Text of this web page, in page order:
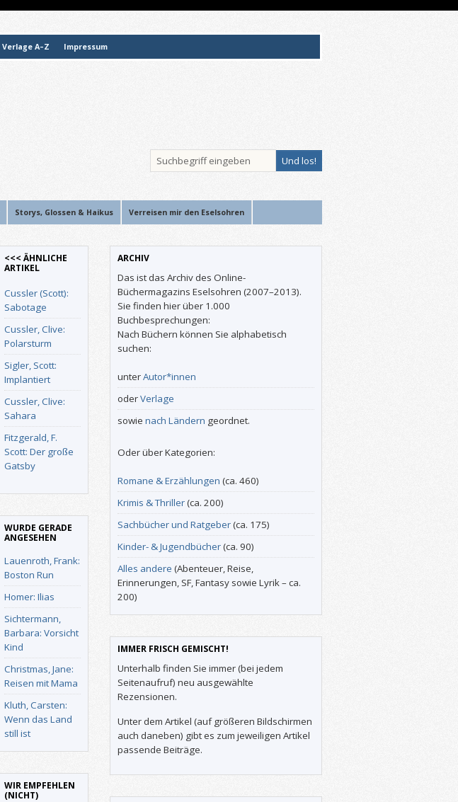
Verlage A–Z Impressum
Storys, Glossen & Haikus Verreisen mir den Eselsohren
<<< ÄHNLICHE
ARTIKEL
Cussler (Scott):
Sabotage
Cussler, Clive:
Polarsturm
Sigler, Scott:
Implantiert
Cussler, Clive:
Sahara
Fitzgerald, F.
Scott: Der große
Gatsby
WURDE GERADE
ANGESEHEN
Lauenroth, Frank:
Boston Run
Homer: Ilias
Sichtermann,
Barbara: Vorsicht
Kind
Christmas, Jane:
Reisen mit Mama
Kluth, Carsten:
Wenn das Land
still ist
WIR EMPFEHLEN
(NICHT)
ARCHIV
Das ist das Archiv des Online-
Büchermagazins Eselsohren (2007–2013).
Sie finden hier über 1.000
Buchbesprechungen:
Nach Büchern können Sie alphabetisch
suchen:
unterAutor*innen
oderVerlage
sowie nach Ländern geordnet.
Oder über Kategorien:
Romane & Erzählungen (ca. 460)
Krimis & Thriller(ca. 200)
Sachbücher und Ratgeber(ca. 175)
Kinder- & Jugendbücher(ca. 90)
Alles andere (Abenteuer, Reise,
Erinnerungen, SF, Fantasy sowie Lyrik – ca.
200)
IMMER FRISCH GEMISCHT!
Unterhalb finden Sie immer (bei jedem
Seitenaufruf) neu ausgewählte
Rezensionen.
Unter dem Artikel (auf größeren Bildschirmen
auch daneben) gibt es zum jeweiligen Artikel
passende Beiträge.